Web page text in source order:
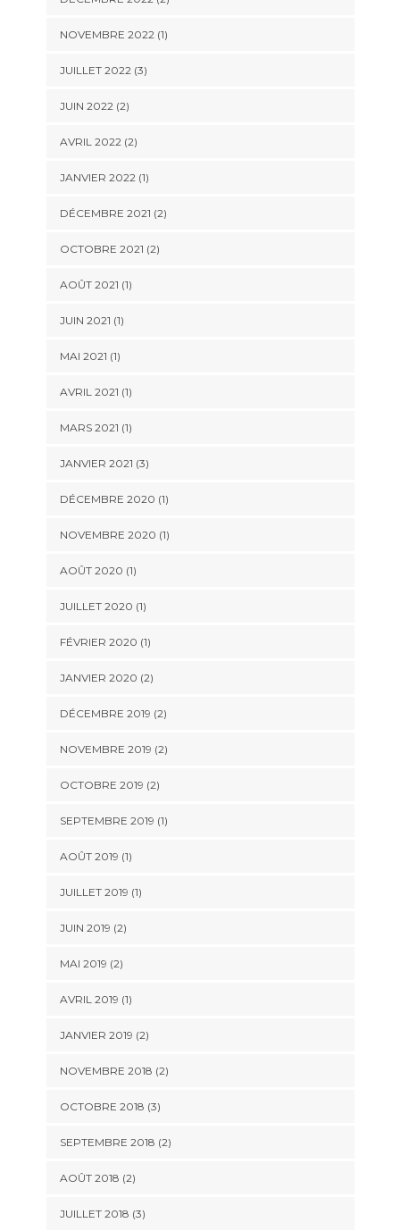
NOVEMBRE 2022(1)
JUILLET 2022(3)
JUIN 2022(2)
AVRIL 2022(2)
JANVIER 2022(1)
DÉCEMBRE 2021 (2)
OCTOBRE 2021 (2)
AOÛT 2021 (1)
JUIN 2021 (1)
MAI 2021 (1)
AVRIL 2021 (1)
MARS 2021 (1)
JANVIER 2021 (3)
DÉCEMBRE 2020 (1)
NOVEMBRE 2020 (1)
AOÛT 2020 (1)
JUILLET 2020 (1)
FÉVRIER 2020 (1)
JANVIER 2020 (2)
DÉCEMBRE 2019 (2)
NOVEMBRE 2019 (2)
OCTOBRE 2019 (2)
SEPTEMBRE 2019 (1)
AOÛT 2019 (1)
JUILLET 2019 (1)
JUIN 2019 (2)
MAI 2019 (2)
AVRIL 2019 (1)
JANVIER 2019 (2)
NOVEMBRE 2018 (2)
OCTOBRE 2018 (3)
SEPTEMBRE 2018 (2)
AOÛT 2018 (2)
JUILLET 2018 (3)